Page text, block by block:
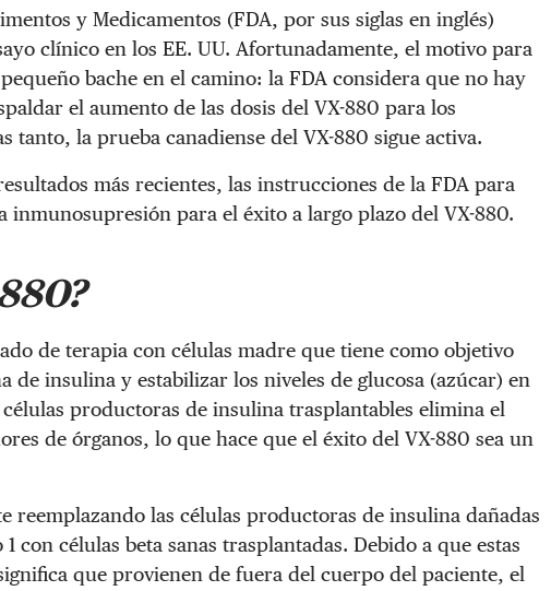
y Medicamentos (FDA, por sus siglas en inglés)
clínico en los EE. UU. Afortunadamente, el motivo para
bache en el camino: la FDA considera que no hay
el aumento de las dosis del VX-880 para los
tanto, la prueba canadiense del VX-880 sigue activa.
más recientes, las instrucciones de la FDA para
para el éxito a largo plazo del VX-880.
de terapia con células madre que tiene como objetivo
de insulina y estabilizar los niveles de glucosa (azúcar) en
productoras de insulina trasplantables elimina el
de órganos, lo que hace que el éxito del VX-880 sea un
reemplazando las células productoras de insulina dañadas
con células beta sanas trasplantadas. Debido a que estas
que provienen de fuera del cuerpo del paciente, el